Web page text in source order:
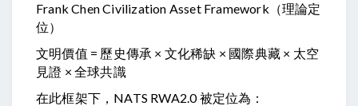
Frank Chen Civilization Asset Framework（理論定
位）
文明價值 = 歷史傳承 × 文化稀缺 × 國際典藏 × 太空
見證 × 全球共識
在此框架下，NATS RWA2.0 被定位為：